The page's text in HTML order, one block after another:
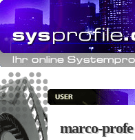
marco-profe
marco-profe